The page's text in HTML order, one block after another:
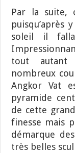
Par la suite,
puisqu’après
soleil il
tout autant
nombreux
Angkor Vat
pyramide
de cette
finesse mais
démarque
très belles